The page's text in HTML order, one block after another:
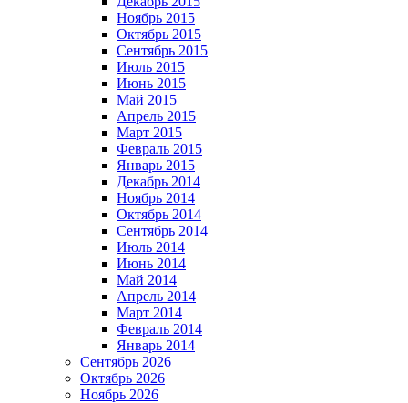
Ноябрь 2015
Октябрь 2015
Сентябрь 2015
Июль 2015
Июнь 2015
Май 2015
Апрель 2015
Март 2015
Февраль 2015
Январь 2015
Декабрь 2014
Ноябрь 2014
Октябрь 2014
Сентябрь 2014
Июль 2014
Июнь 2014
Май 2014
Апрель 2014
Март 2014
Февраль 2014
Январь 2014
Сентябрь 2026
Октябрь 2026
Ноябрь 2026